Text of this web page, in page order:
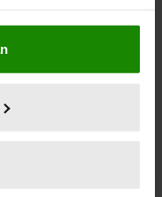
geografische
kan zijn
(fingerprinting)